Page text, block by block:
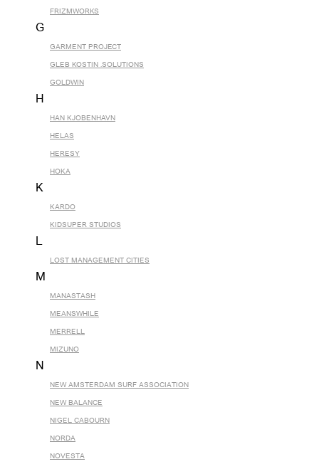
FRIZMWORKS
G
GARMENT PROJECT
GLEB KOSTIN .SOLUTIONS
GOLDWIN
H
HAN KJOBENHAVN
HELAS
HERESY
HOKA
K
KARDO
KIDSUPER STUDIOS
L
LOST MANAGEMENT CITIES
M
MANASTASH
MEANSWHILE
MERRELL
MIZUNO
N
NEW AMSTERDAM SURF ASSOCIATION
NEW BALANCE
NIGEL CABOURN
NORDA
NOVESTA